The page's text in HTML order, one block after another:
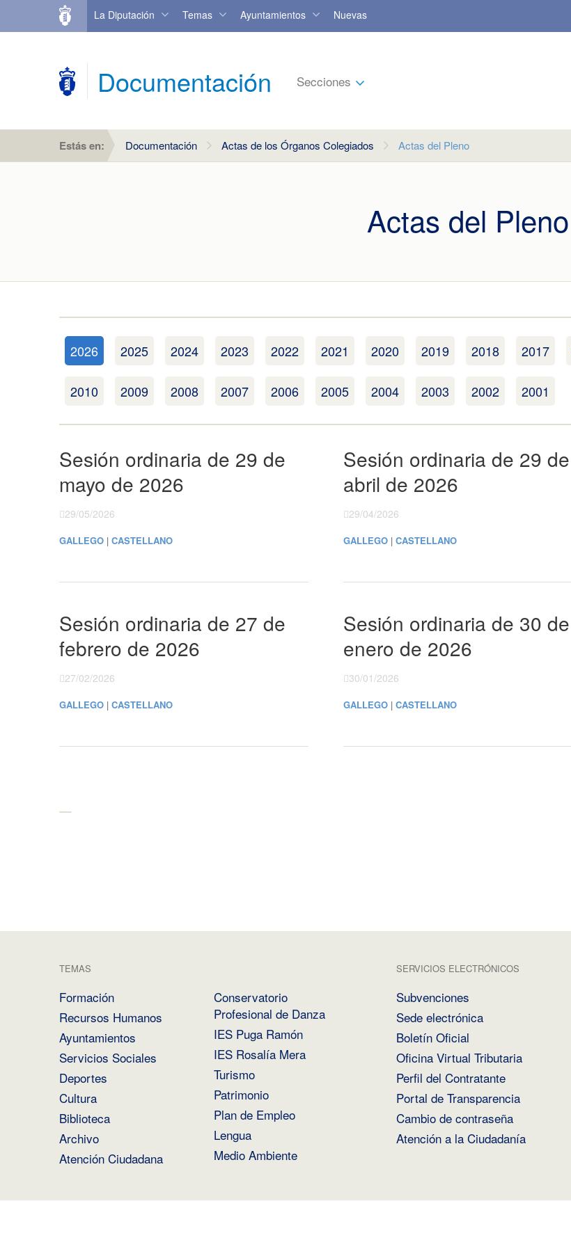
La Diputación Temas Ayuntamientos Nuevas
Documentación Secciones
Estás en: Documentación Actas de los Órganos Colegiados Actas del Pleno
Actas del Pleno
2026 2025 2024 2023 2022 2021 2020 2019 2018 2017
2010 2009 2008 2007 2006 2005 2004 2003 2002 2001
Sesión ordinaria de 29 de
mayo de 2026
29/05/2026
GALLEGO| CASTELLANO
Sesión ordinaria de 29 de
abril de 2026
29/04/2026
GALLEGO| CASTELLANO
Sesión ordinaria de 27 de
febrero de 2026
27/02/2026
GALLEGO| CASTELLANO
Sesión ordinaria de 30 de
enero de 2026
30/01/2026
GALLEGO| CASTELLANO
TEMAS
Formación
Recursos Humanos
Ayuntamientos
Servicios Sociales
Deportes
Cultura
Biblioteca
Archivo
Atención Ciudadana
Conservatorio
Profesional de Danza
IES Puga Ramón
IES Rosalía Mera
Turismo
Patrimonio
Plan de Empleo
Lengua
Medio Ambiente
SERVICIOS ELECTRÓNICOS
Subvenciones
Sede electrónica
Boletín Oficial
Oficina Virtual Tributaria
Perfil del Contratante
Portal de Transparencia
Cambio de contraseña
Atención a la Ciudadanía